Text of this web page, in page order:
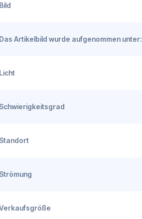
Bild
Das Artikelbild wurde aufgenommen unter:
Licht